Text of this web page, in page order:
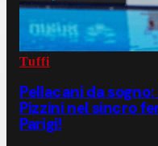
Tuffi
Pellacani da
Pizzini nel sincro
Parigi!